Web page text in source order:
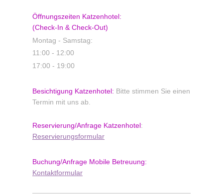
Öffnungszeiten Katzenhotel:
(Check-In & Check-Out)
Montag - Samstag:
11:00 - 12:00
17:00 - 19:00
Besichtigung Katzenhotel: Bitte stimmen Sie einen
Termin mit uns ab.
Reservierung/Anfrage Katzenhotel:
Reservierungsformular
Buchung/Anfrage Mobile Betreuung:
Kontaktformular